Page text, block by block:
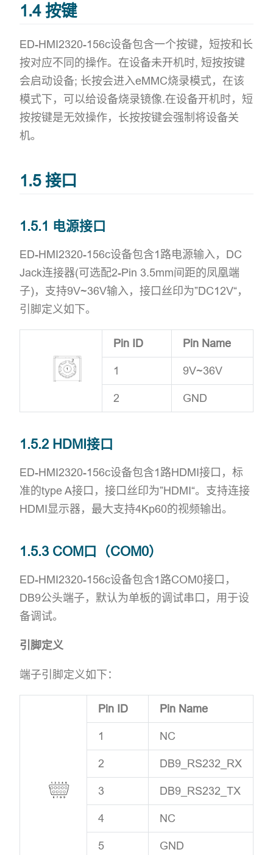
1.4 按键
ED-HMI2320-156c设备包含一个按键，短按和长
按对应不同的操作。在设备未开机时, 短按按键
会启动设备; 长按会进入eMMC烧录模式，在该
模式下，可以给设备烧录镜像.在设备开机时，短
按按键是无效操作，长按按键会强制将设备关
机。
1.5 接口
1.5.1 电源接口
ED-HMI2320-156c设备包含1路电源输入，DC
Jack连接器(可选配2-Pin 3.5mm间距的凤凰端
子)，支持9V~36V输入，接口丝印为”DC12V“，
引脚定义如下。
Pin ID Pin Name
1 9V~36V
2 GND
1.5.2 HDMI接口
ED-HMI2320-156c设备包含1路HDMI接口，标
准的type A接口，接口丝印为”HDMI“。支持连接
HDMI显示器，最大支持4Kp60的视频输出。
1.5.3 COM口（COM0）
ED-HMI2320-156c设备包含1路COM0接口，
DB9公头端子，默认为单板的调试串口，用于设
备调试。
引脚定义
端子引脚定义如下：
Pin ID Pin Name
1 NC
2 DB9_RS232_RX
3 DB9_RS232_TX
4 NC
5 GND